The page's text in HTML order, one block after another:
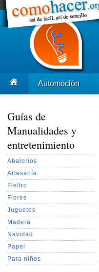
Automoción
Guías de
Manualidades y
entretenimiento
Abalorios
Artesanía
Fieltro
Flores
Juguetes
Madera
Navidad
Papel
Para niños